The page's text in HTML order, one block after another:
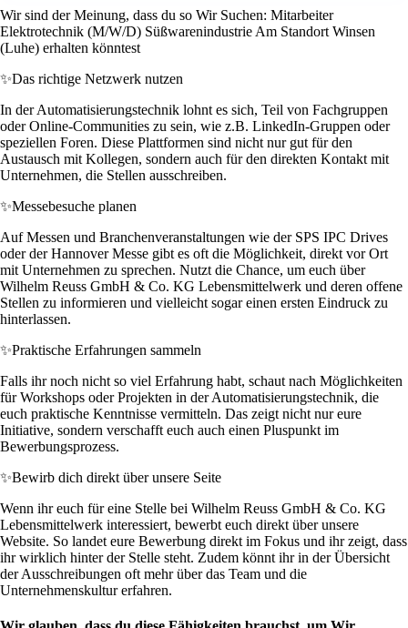
Wir sind der Meinung, dass du so Wir Suchen: Mitarbeiter
Elektrotechnik (M/W/D) Süßwarenindustrie Am Standort Winsen
(Luhe) erhalten könntest
✨Das richtige Netzwerk nutzen
In der Automatisierungstechnik lohnt es sich, Teil von Fachgruppen
oder Online-Communities zu sein, wie z.B. LinkedIn-Gruppen oder
speziellen Foren. Diese Plattformen sind nicht nur gut für den
Austausch mit Kollegen, sondern auch für den direkten Kontakt mit
Unternehmen, die Stellen ausschreiben.
✨Messebesuche planen
Auf Messen und Branchenveranstaltungen wie der SPS IPC Drives
oder der Hannover Messe gibt es oft die Möglichkeit, direkt vor Ort
mit Unternehmen zu sprechen. Nutzt die Chance, um euch über
Wilhelm Reuss GmbH & Co. KG Lebensmittelwerk und deren offene
Stellen zu informieren und vielleicht sogar einen ersten Eindruck zu
hinterlassen.
✨Praktische Erfahrungen sammeln
Falls ihr noch nicht so viel Erfahrung habt, schaut nach Möglichkeiten
für Workshops oder Projekten in der Automatisierungstechnik, die
euch praktische Kenntnisse vermitteln. Das zeigt nicht nur eure
Initiative, sondern verschafft euch auch einen Pluspunkt im
Bewerbungsprozess.
✨Bewirb dich direkt über unsere Seite
Wenn ihr euch für eine Stelle bei Wilhelm Reuss GmbH & Co. KG
Lebensmittelwerk interessiert, bewerbt euch direkt über unsere
Website. So landet eure Bewerbung direkt im Fokus und ihr zeigt, dass
ihr wirklich hinter der Stelle steht. Zudem könnt ihr in der Übersicht
der Ausschreibungen oft mehr über das Team und die
Unternehmenskultur erfahren.